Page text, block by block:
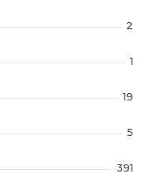
2
1
19
5
391